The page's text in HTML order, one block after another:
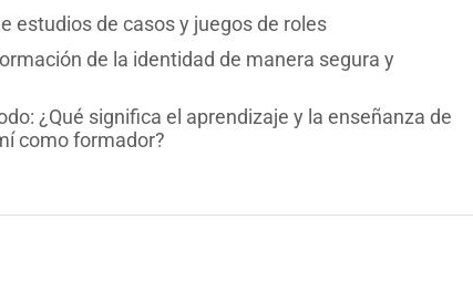
estudios de casos y juegos de roles
de la identidad de manera segura y
¿Qué significa el aprendizaje y la enseñanza de
como formador?